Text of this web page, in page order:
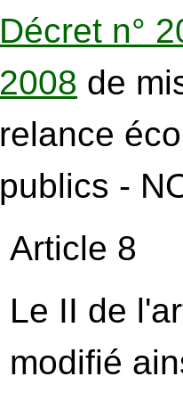
Décret n°
2008 de
relance
publics -
Article 8
Le II de
modifié